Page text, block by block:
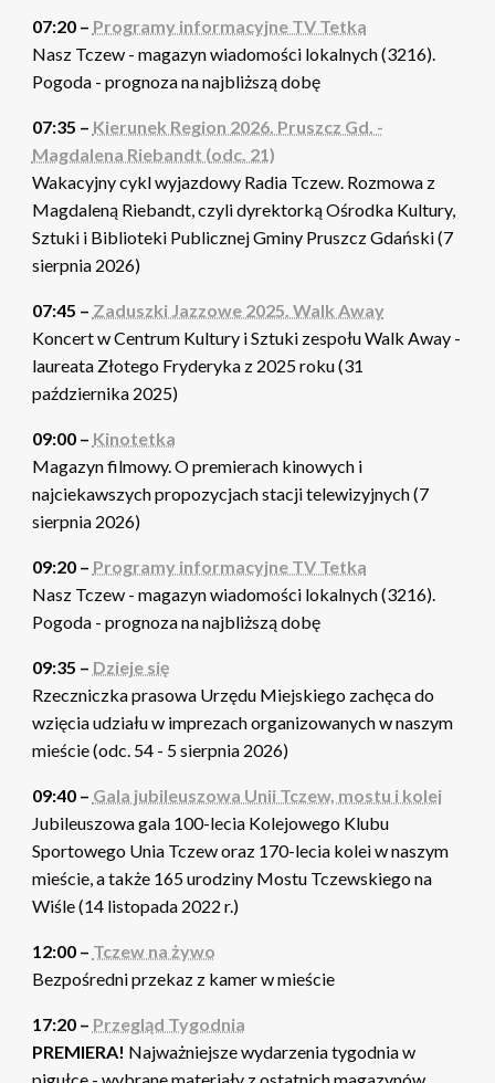
07:20 – Programy informacyjne TV Tetka
Nasz Tczew - magazyn wiadomości lokalnych (3216).
Pogoda - prognoza na najbliższą dobę
07:35 – Kierunek Region 2026. Pruszcz Gd. -
Magdalena Riebandt (odc. 21)
Wakacyjny cykl wyjazdowy Radia Tczew. Rozmowa z
Magdaleną Riebandt, czyli dyrektorką Ośrodka Kultury,
Sztuki i Biblioteki Publicznej Gminy Pruszcz Gdański (7
sierpnia 2026)
07:45 – Zaduszki Jazzowe 2025. Walk Away
Koncert w Centrum Kultury i Sztuki zespołu Walk Away -
laureata Złotego Fryderyka z 2025 roku (31
października 2025)
09:00 – Kinotetka
Magazyn filmowy. O premierach kinowych i
najciekawszych propozycjach stacji telewizyjnych (7
sierpnia 2026)
09:20 – Programy informacyjne TV Tetka
Nasz Tczew - magazyn wiadomości lokalnych (3216).
Pogoda - prognoza na najbliższą dobę
09:35 – Dzieje się
Rzeczniczka prasowa Urzędu Miejskiego zachęca do
wzięcia udziału w imprezach organizowanych w naszym
mieście (odc. 54 - 5 sierpnia 2026)
09:40 – Gala jubileuszowa Unii Tczew, mostu i kolei
Jubileuszowa gala 100-lecia Kolejowego Klubu
Sportowego Unia Tczew oraz 170-lecia kolei w naszym
mieście, a także 165 urodziny Mostu Tczewskiego na
Wiśle (14 listopada 2022 r.)
12:00 – Tczew na żywo
Bezpośredni przekaz z kamer w mieście
17:20 – Przegląd Tygodnia
PREMIERA! Najważniejsze wydarzenia tygodnia w